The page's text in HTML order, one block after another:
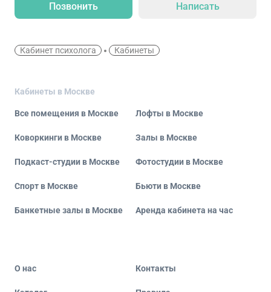
Позвонить Написать
Кабинет психолога Кабинеты
Кабинеты в Москве
Все помещения в Москве Лофты в Москве
Коворкинги в Москве Залы в Москве
Подкаст-студии в Москве Фотостудии в Москве
Спорт в Москве Бьюти в Москве
Банкетные залы в Москве Аренда кабинета на час
О нас Контакты